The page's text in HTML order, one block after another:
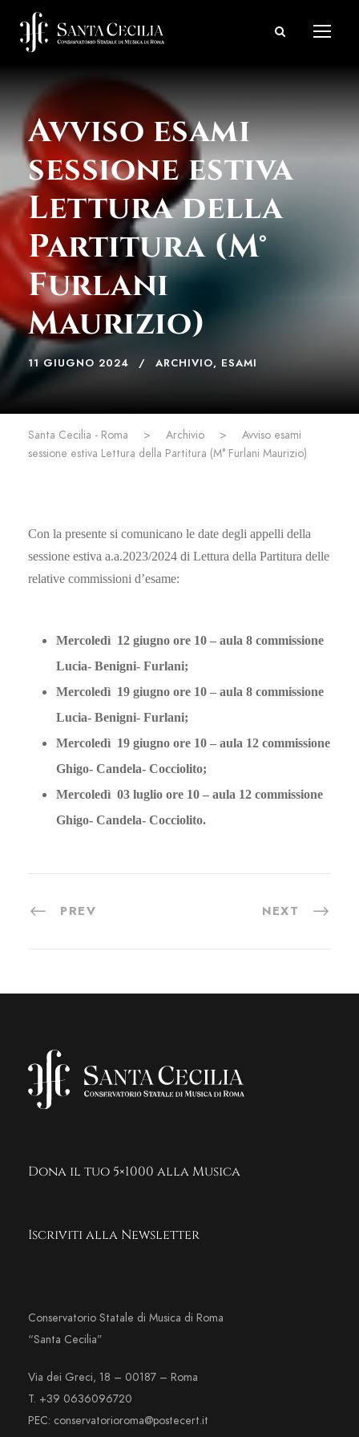
Avviso esami
sessione estiva
Lettura della
Partitura (M°
Furlani
Maurizio)
11 GIUGNO 2024 ARCHIVIO, ESAMI
Santa Cecilia - Roma > Archivio >
Avviso esami
sessione estiva Lettura della Partitura (M° Furlani Maurizio)
Con la presente si comunicano le date degli appelli della
sessione estiva a.a.2023/2024 di Lettura della Partitura delle
relative commissioni d’esame:
Mercoledì 12 giugno ore 10 – aula 8 commissione
Lucia- Benigni- Furlani;
Mercoledì 19 giugno ore 10 – aula 8 commissione
Lucia- Benigni- Furlani;
Mercoledì 19 giugno ore 10 – aula 12 commissione
Ghigo- Candela- Cocciolito;
Mercoledì 03 luglio ore 10 – aula 12 commissione
Ghigo- Candela- Cocciolito.
PREV NEXT
Dona il tuo 5×1000 alla Musica
Iscriviti alla Newsletter
Conservatorio Statale di Musica di Roma
“Santa Cecilia”
Via dei Greci, 18 – 00187 – Roma
T. +39 0636096720
PEC: conservatorioroma@postecert.it